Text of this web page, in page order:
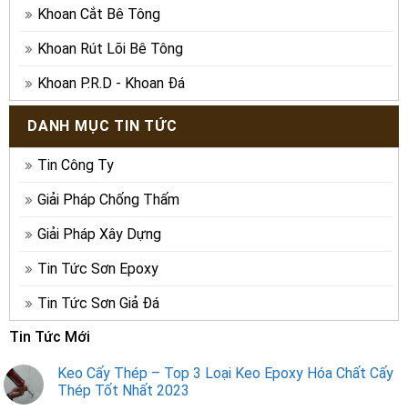
Khoan Cắt Bê Tông
Khoan Rút Lõi Bê Tông
Khoan P.R.D - Khoan Đá
DANH MỤC TIN TỨC
Tin Công Ty
Giải Pháp Chống Thấm
Giải Pháp Xây Dựng
Tin Tức Sơn Epoxy
Tin Tức Sơn Giả Đá
Tin Tức Mới
Keo Cấy Thép – Top 3 Loại Keo Epoxy Hóa Chất Cấy
Thép Tốt Nhất 2023